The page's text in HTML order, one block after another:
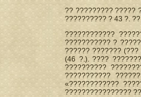
?? ????????? ?????
?????????? ? 43 ?.
????????????
??????????? ?
?????? ???????
(46 ?.). ????
??????????
???????????
«????????????
????????????????